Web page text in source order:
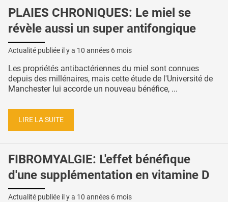
PLAIES CHRONIQUES: Le miel se
révèle aussi un super antifongique
Actualité publiée il y a 10 années 6 mois
Les propriétés antibactériennes du miel sont connues
depuis des millénaires, mais cette étude de l'Université de
Manchester lui accorde un nouveau bénéfice, ...
LIRE LA SUITE
FIBROMYALGIE: L'effet bénéfique
d'une supplémentation en vitamine D
Actualité publiée il y a 10 années 6 mois